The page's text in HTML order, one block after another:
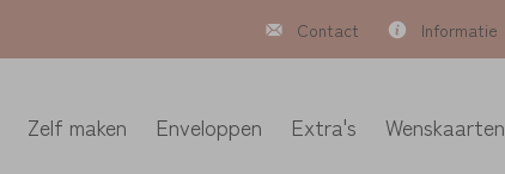
Contact Informatie
Zelf maken Enveloppen Extra's Wenskaarten